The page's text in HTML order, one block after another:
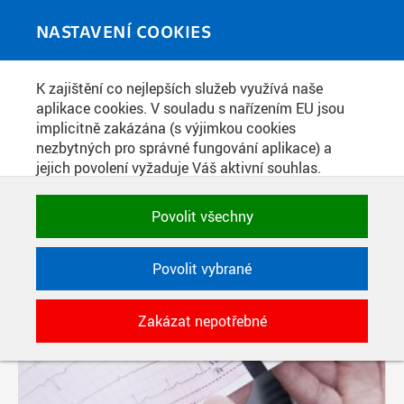
NASTAVENÍ COOKIES
K zajištění co nejlepších služeb využívá naše
aplikace cookies. V souladu s nařízením EU jsou
implicitně zakázána (s výjimkou cookies
nezbytných pro správné fungování aplikace) a
jejich povolení vyžaduje Váš aktivní souhlas.
zakázat, případně vybrat a povolit cookies podle
kategorie. Svoje rozhodnutí můžete samozřejmě
kdykoli změnit.
POTŘEBNÉ
Technické cookies využívané aplikacemi
ČVUT pro uchování jejich nastavení,
vlastností a identifikátorů relace. Jsou
nezbytné pro správné fungování a jsou
Povolit všechny
Povolit vybrané
Zakázat nepotřebné
MEDIATÉKA
PŘÍSPĚVKY PODLE FILTRU
Aktivní filtry: ŠTÍTEK: RESUSCITACE